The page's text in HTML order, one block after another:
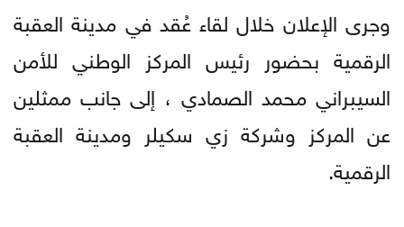
وجرى الإعلان خلال لقاء عُقد في مدينة العقبة
الرقمية بحضور رئيس المركز الوطني للأمن
السيبراني محمد الصمادي ، إلى جانب ممثلين
عن المركز وشركة زي سكيلر ومدينة العقبة
الرقمية.